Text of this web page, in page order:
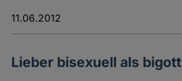
11.06.2012
Lieber bisexuell als bigott